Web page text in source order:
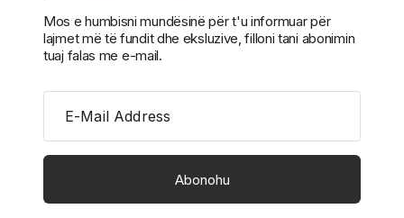
Mos e humbisni mundësinë për t'u informuar për
lajmet më të fundit dhe eksluzive, filloni tani abonimin
tuaj falas me e-mail.
E-Mail Address